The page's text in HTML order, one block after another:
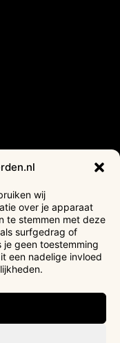
wij
over je apparaat
te stemmen met deze
surfgedrag of
je geen toestemming
een nadelige invloed